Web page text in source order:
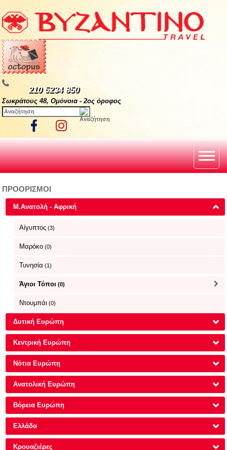
210 5234 850
Σωκράτους 48, Ομόνοια - 2ος όροφος
ΠΡΟΟΡΙΣΜΟΙ
Μ.Ανατολή - Αφρική
Αίγυπτος(3)
Μαρόκο(0)
Τυνησία (1)
Άγιοι Τόποι (0)
Ντουμπάι(0)
Δυτική Ευρώπη
Κεντρική Ευρώπη
Νότια Ευρώπη
Ανατολική Ευρώπη
Βόρεια Ευρώπη
Ελλάδα
Κρουαζιέρες